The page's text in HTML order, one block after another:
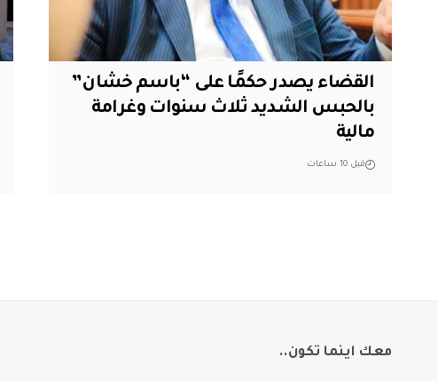
القضاء يصدر حكمًا على “باسم خشان”
بالحبس الشديد ثلاث سنوات وغرامة
مالية
قبل 10 ساعات
معك اينما تكون..